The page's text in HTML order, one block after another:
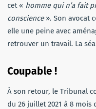
cet « homme qui n’a fait
conscience». Son avocat
elle une peine avec
retrouver un travail. La
Coupable !
À son retour, le Tribunal
du 26 juillet 2021 à 8